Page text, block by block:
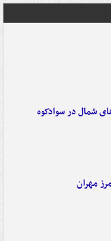
شمال در سوادکوه
مهران